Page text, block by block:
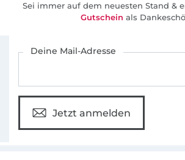
Sei immer auf dem neuesten Stand &
Gutschein als
Deine Mail-Adresse
Jetzt anmelden